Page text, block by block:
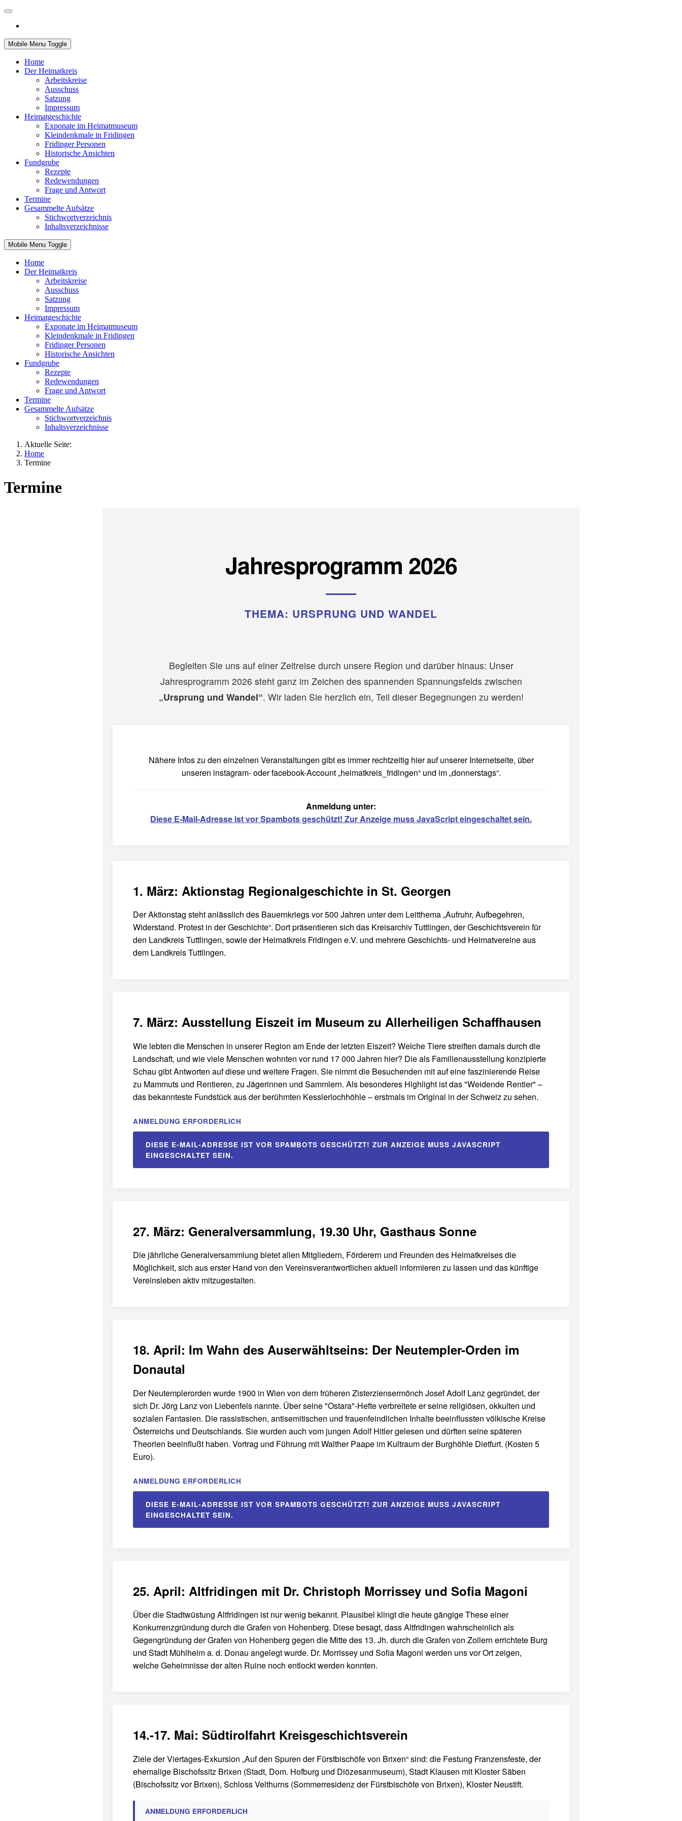
Mobile Menu Toggle
Home
Der Heimatkreis
Arbeitskreise
Ausschuss
Satzung
Impressum
Heimatgeschichte
Exponate im Heimatmuseum
Kleindenkmale in Fridingen
Fridinger Personen
Historische Ansichten
Fundgrube
Rezepte
Redewendungen
Frage und Antwort
Termine
Gesammelte Aufsätze
Stichwortverzeichnis
Inhaltsverzeichnisse
Mobile Menu Toggle
Home
Der Heimatkreis
Arbeitskreise
Ausschuss
Satzung
Impressum
Heimatgeschichte
Exponate im Heimatmuseum
Kleindenkmale in Fridingen
Fridinger Personen
Historische Ansichten
Fundgrube
Rezepte
Redewendungen
Frage und Antwort
Termine
Gesammelte Aufsätze
Stichwortverzeichnis
Inhaltsverzeichnisse
Aktuelle Seite:
Home
Termine
Termine
Jahresprogramm 2026
THEMA: URSPRUNG UND WANDEL
Begleiten Sie uns auf einer Zeitreise durch unsere Region und darüber hinaus: Unser
Jahresprogramm 2026 steht ganz im Zeichen des spannenden Spannungsfelds zwischen
„Ursprung und Wandel“. Wir laden Sie herzlich ein, Teil dieser Begegnungen zu werden!
Nähere Infos zu den einzelnen Veranstaltungen gibt es immer rechtzeitig hier auf unserer Internetseite, über
unseren instagram- oder facebook-Account „heimatkreis_fridingen“ und im „donnerstags“.
Anmeldung unter:
Diese E-Mail-Adresse ist vor Spambots geschützt! Zur Anzeige muss JavaScript eingeschaltet sein.
1. März: Aktionstag Regionalgeschichte in St. Georgen
Der Aktionstag steht anlässlich des Bauernkriegs vor 500 Jahren unter dem Leitthema „Aufruhr, Aufbegehren,
Widerstand. Protest in der Geschichte“. Dort präsentieren sich das Kreisarchiv Tuttlingen, der Geschichtsverein für
den Landkreis Tuttlingen, sowie der Heimatkreis Fridingen e.V. und mehrere Geschichts- und Heimatvereine aus
dem Landkreis Tuttlingen.
7. März: Ausstellung Eiszeit im Museum zu Allerheiligen Schaffhausen
Wie lebten die Menschen in unserer Region am Ende der letzten Eiszeit? Welche Tiere streiften damals durch die
Landschaft, und wie viele Menschen wohnten vor rund 17 000 Jahren hier? Die als Familienausstellung konzipierte
Schau gibt Antworten auf diese und weitere Fragen. Sie nimmt die Besuchenden mit auf eine faszinierende Reise
zu Mammuts und Rentieren, zu Jägerinnen und Sammlern. Als besonderes Highlight ist das "Weidende Rentier" –
das bekannteste Fundstück aus der berühmten Kesslerlochhöhle – erstmals im Original in der Schweiz zu sehen.
ANMELDUNG ERFORDERLICH
DIESE E-MAIL-ADRESSE IST VOR SPAMBOTS GESCHÜTZT! ZUR ANZEIGE MUSS JAVASCRIPT
EINGESCHALTET SEIN.
27. März: Generalversammlung, 19.30 Uhr, Gasthaus Sonne
Die jährliche Generalversammlung bietet allen Mitgliedern, Förderern und Freunden des Heimatkreises die
Möglichkeit, sich aus erster Hand von den Vereinsverantwortlichen aktuell informieren zu lassen und das künftige
Vereinsleben aktiv mitzugestalten.
18. April: Im Wahn des Auserwähltseins: Der Neutempler-Orden im
Donautal
Der Neutemplerorden wurde 1900 in Wien von dem früheren Zisterziensermönch Josef Adolf Lanz gegründet, der
sich Dr. Jörg Lanz von Liebenfels nannte. Über seine "Ostara"-Hefte verbreitete er seine religiösen, okkulten und
sozialen Fantasien. Die rassistischen, antisemitischen und frauenfeindlichen Inhalte beeinflussten völkische Kreise
Österreichs und Deutschlands. Sie wurden auch vom jungen Adolf Hitler gelesen und dürften seine späteren
Theorien beeinflußt haben. Vortrag und Führung mit Walther Paape im Kultraum der Burghöhle Dietfurt. (Kosten 5
Euro).
ANMELDUNG ERFORDERLICH
DIESE E-MAIL-ADRESSE IST VOR SPAMBOTS GESCHÜTZT! ZUR ANZEIGE MUSS JAVASCRIPT
EINGESCHALTET SEIN.
25. April: Altfridingen mit Dr. Christoph Morrissey und Sofia Magoni
Über die Stadtwüstung Altfridingen ist nur wenig bekannt. Plausibel klingt die heute gängige These einer
Konkurrenzgründung durch die Grafen von Hohenberg. Diese besagt, dass Altfridingen wahrscheinlich als
Gegengründung der Grafen von Hohenberg gegen die Mitte des 13. Jh. durch die Grafen von Zollern errichtete Burg
und Stadt Mühlheim a. d. Donau angelegt wurde. Dr. Morrissey und Sofia Magoni werden uns vor Ort zeigen,
welche Geheimnisse der alten Ruine noch entlockt werden konnten.
14.-17. Mai: Südtirolfahrt Kreisgeschichtsverein
Ziele der Viertages-Exkursion „Auf den Spuren der Fürstbischöfe von Brixen“ sind: die Festung Franzensfeste, der
ehemalige Bischofssitz Brixen (Stadt, Dom. Hofburg und Diözesanmuseum), Stadt Klausen mit Kloster Säben
(Bischofssitz vor Brixen), Schloss Velthurns (Sommerresidenz der Fürstbischöfe von Brixen), Kloster Neustift.
ANMELDUNG ERFORDERLICH